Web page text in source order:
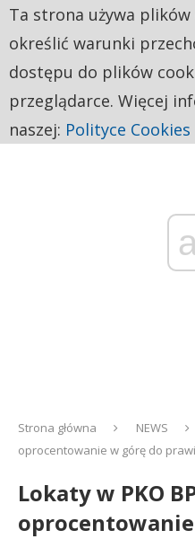
Strona główna NEWS
oprocentowanie w górę do
Lokaty w PKO
Ta strona używa plików
określić warunki
dostępu do plików
przeglądarce. Więcej
naszej: Polityce Cookies